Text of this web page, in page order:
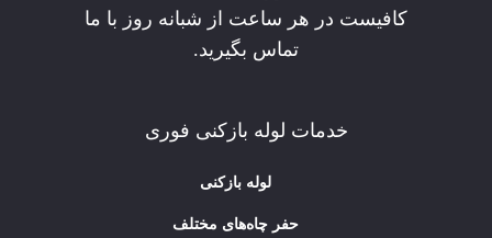
کافیست در هر ساعت از شبانه روز با ما
تماس بگیرید.
خدمات لوله بازکنی فوری
لوله بازکنی
حفر چاه‌های مختلف